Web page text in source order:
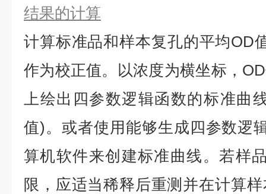
结果的计算
计算标准品和样本复孔的平均OD
作为校正值。以浓度为横坐标，
上绘出四参数逻辑函数的标准曲
值)。或者使用能够生成四参数逻
算机软件来创建标准曲线。若样
限，应适当稀释后重测并在计算